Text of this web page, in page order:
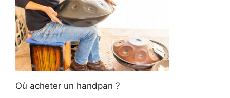
Où acheter un handpan ?